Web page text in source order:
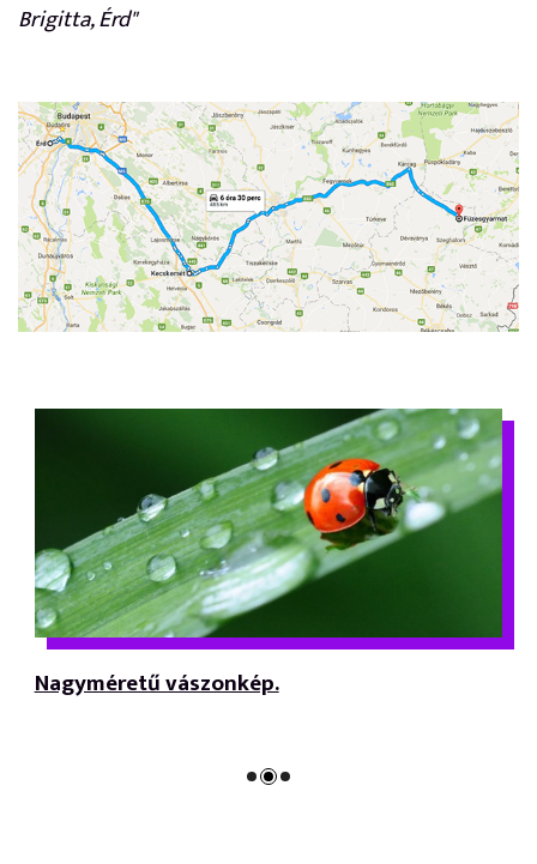
Brigitta, Érd"
Nagyméretű vászonkép.